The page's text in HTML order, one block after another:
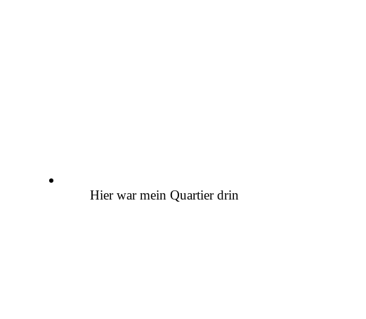
Hier war mein Quartier drin